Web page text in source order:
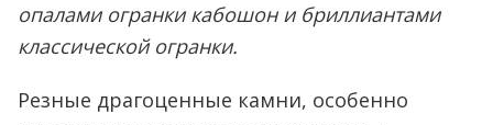
опалами огранки кабошон и бриллиантами
классической огранки.
Резные драгоценные камни, особенно